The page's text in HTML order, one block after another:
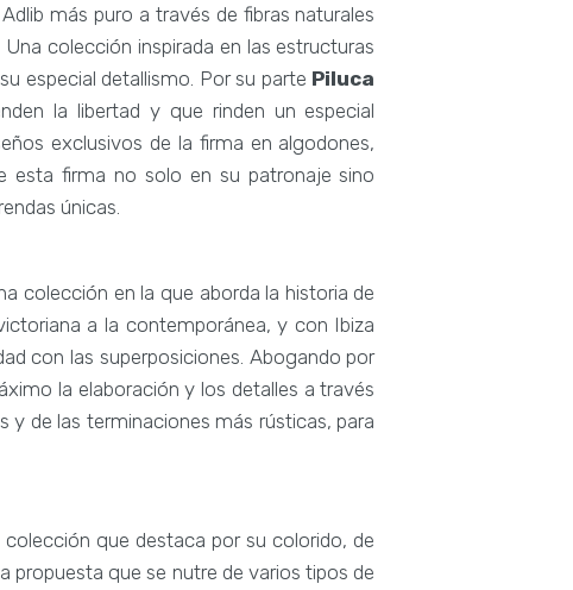
más puro a través de fibras naturales
colección inspirada en las estructuras
especial detallismo. Por su parte Piluca
la libertad y que rinden un especial
exclusivos de la firma en algodones,
esta firma no solo en su patronaje sino
únicas.
colección en la que aborda la historia de
a la contemporánea, y con Ibiza
con las superposiciones. Abogando por
la elaboración y los detalles a través
y de las terminaciones más rústicas, para
colección que destaca por su colorido, de
propuesta que se nutre de varios tipos de